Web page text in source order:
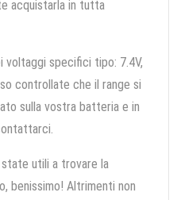
acquistarla in tutta
specifici tipo: 7.4V,
controllate che il range si
sulla vostra batteria e in
utili a trovare la
benissimo! Altrimenti non